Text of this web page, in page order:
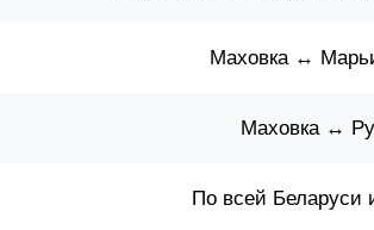
Маховка ↔
Маховка ↔
По всей Беларуси